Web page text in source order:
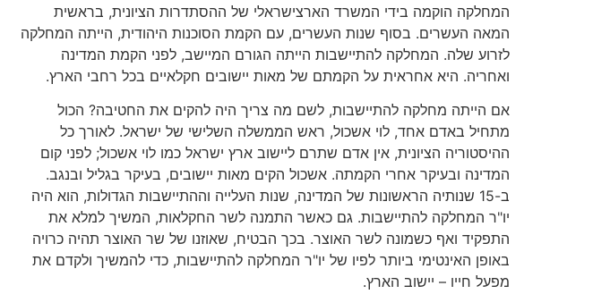
המחלקה הוקמה בידי המשרד הארצישראלי של ההסתדרות הציונית, בראשית
המאה העשרים. בסוף שנות העשרים, עם הקמת הסוכנות היהודית, הייתה המחלקה
לזרוע שלה. המחלקה להתיישבות הייתה הגורם המיישב, לפני הקמת המדינה
ואחריה. היא אחראית על הקמתם של מאות יישובים חקלאיים בכל רחבי הארץ.
אם הייתה מחלקה להתיישבות, לשם מה צריך היה להקים את החטיבה? הכול
מתחיל באדם אחד, לוי אשכול, ראש הממשלה השלישי של ישראל. לאורך כל
ההיסטוריה הציונית, אין אדם שתרם ליישוב ארץ ישראל כמו לוי אשכול; לפני קום
המדינה ובעיקר אחרי הקמתה. אשכול הקים מאות יישובים, בעיקר בגליל ובנגב.
ב-15 שנותיה הראשונות של המדינה, שנות העלייה וההתיישבות הגדולות, הוא היה
יו"ר המחלקה להתיישבות. גם כאשר התמנה לשר החקלאות, המשיך למלא את
התפקיד ואף כשמונה לשר האוצר. בכך הבטיח, שאוזנו של שר האוצר תהיה כרויה
באופן האינטימי ביותר לפיו של יו"ר המחלקה להתיישבות, כדי להמשיך ולקדם את
מפעל חייו – יישוב הארץ.